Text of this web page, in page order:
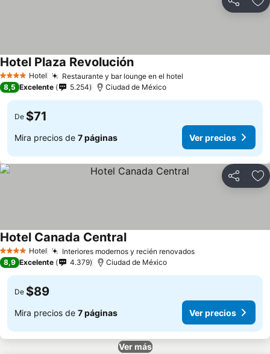
Compartir
4 EstrellasHotel Restaurante y bar lounge en el hotel
Hotel Plaza Revolución
8,5 Excelente 5.254 Ciudad de México
De $71
Mira precios de 7 páginas Ver precios
Compartir
4 EstrellasHotel Interiores modernos y recién renovados
Hotel Canada Central
8,9 Excelente 4.379 Ciudad de México
De $89
Mira precios de 7 páginas Ver precios
Ver más